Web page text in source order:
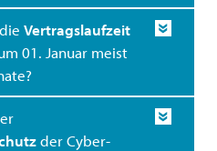
Vertragslaufzeit
01. Januar meist
der Cyber-